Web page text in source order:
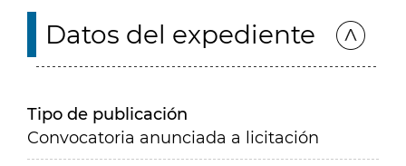
Datos del expediente
Tipo de publicación
Convocatoria anunciada a licitación